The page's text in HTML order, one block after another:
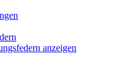
anzeigen